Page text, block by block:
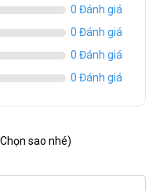
0 Đánh giá
0 Đánh giá
0 Đánh giá
0 Đánh giá
sao nhé)